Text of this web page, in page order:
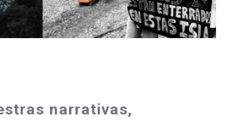
narrativas,